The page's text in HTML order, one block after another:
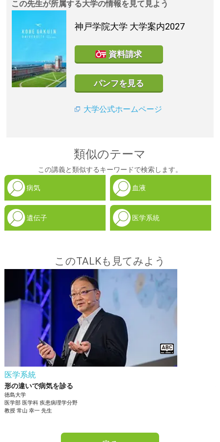
この先生が所属する大学の情報を見て見よう
神戸学院大学 大学案内2027
資料請求
パンフを見る
大学公式ホームページ
類似のテーマ
この講義と類似するキーワードで検索します。
病気 血液
遺伝子 医学系統
このTALKも見てみよう
医学系統
形の違いで病気を診る
徳島大学
医学部 医学科 疾患病理学分野
教授 常山 幸一先生